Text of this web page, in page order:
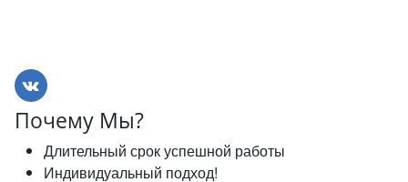
Почему Мы?
Длительный срок успешной работы
Индивидуальный подход!